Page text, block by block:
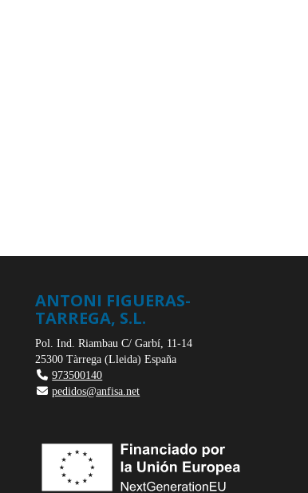
ANTONI FIGUERAS-
TARREGA, S.L.
Pol. Ind. Riambau C/ Garbí, 11-14
25300 Tàrrega(Lleida) España
973500140
pedidos@anfisa.net